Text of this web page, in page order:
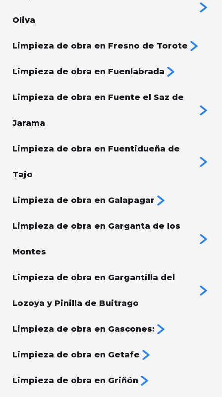
Oliva
Limpieza de obra en Fresno de Torote
Limpieza de obra en Fuenlabrada
Limpieza de obra en Fuente el Saz de
Jarama
Limpieza de obra en Fuentidueña de
Tajo
Limpieza de obra en Galapagar
Limpieza de obra en Garganta de los
Montes
Limpieza de obra en Gargantilla del
Lozoya y Pinilla de Buitrago
Limpieza de obra en Gascones:
Limpieza de obra en Getafe
Limpieza de obra en Griñón